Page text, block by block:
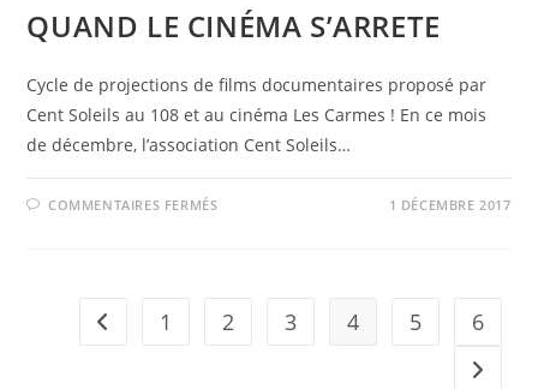
QUAND LE CINÉMA S’ARRETE
Cycle de projections de films documentaires proposé par
Cent Soleils au 108 et au cinéma Les Carmes ! En ce mois
de décembre, l’association Cent Soleils…
COMMENTAIRES FERMÉSSUR 1 DÉCEMBRE 2017
Go to the previous page
1 2 3 4 5 6
Aller à